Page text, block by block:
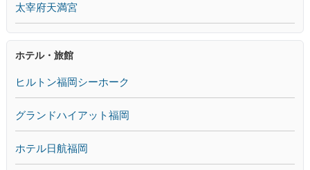
太宰府天満宮
ホテル・旅館
ヒルトン福岡シーホーク
グランドハイアット福岡
ホテル日航福岡